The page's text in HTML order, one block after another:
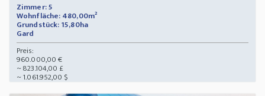
Zimmer: 5
Wohnfläche: 480,00m²
Grundstück: 15,80ha
Gard
Preis:
960.000,00 €
~ 823.104,00 £
~ 1.061.952,00 $